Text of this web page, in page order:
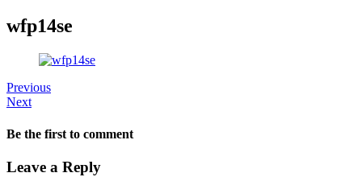
wfp14se
Previous
Next
Be the first to comment
Leave a Reply